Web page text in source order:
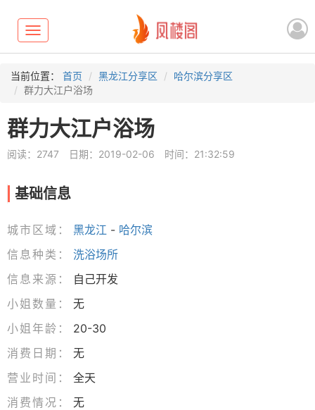
Toggle
navigation
当前位置： 首页 黑龙江分享区
哈尔滨分享区
群力大江户浴场
群力大江户浴场
阅读：2747 日期：2019-02-06 时间：21:32:59
基础信息
城市区域： 黑龙江 - 哈尔滨
信息种类：
洗浴场所
信息来源：
自己开发
小姐数量：
无
小姐年龄：
20-30
消费日期：
无
营业时间：
全天
消费情况：
无